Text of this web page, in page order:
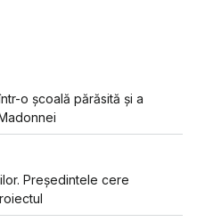
o școală părăsită și a
Președintele cere